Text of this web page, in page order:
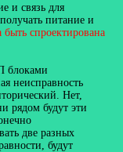
и связь для
питание и
спроектирована
блоками
неисправность
Нет,
рядом будут эти
две разных
будут